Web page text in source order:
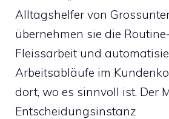
Alltagshelfer von
übernehmen sie die Routine-
Fleissarbeit und
Arbeitsabläufe im
dort, wo es sinnvoll ist. Der
Entscheidungsinstanz